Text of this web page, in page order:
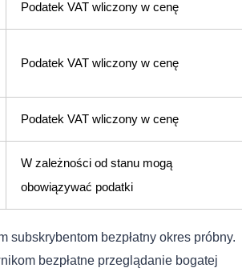
Podatek VAT wliczony w cenę
Podatek VAT wliczony w cenę
Podatek VAT wliczony w cenę
W zależności od stanu mogą
obowiązywać podatki
bezpłatny okres próbny.
bezpłatne przeglądanie bogatej